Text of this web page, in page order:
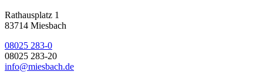
Rathausplatz 1
83714 Miesbach
08025 283-0
08025 283-20
info@miesbach.de